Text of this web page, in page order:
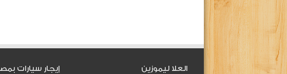
العلا ليموزين إيجار سيارات